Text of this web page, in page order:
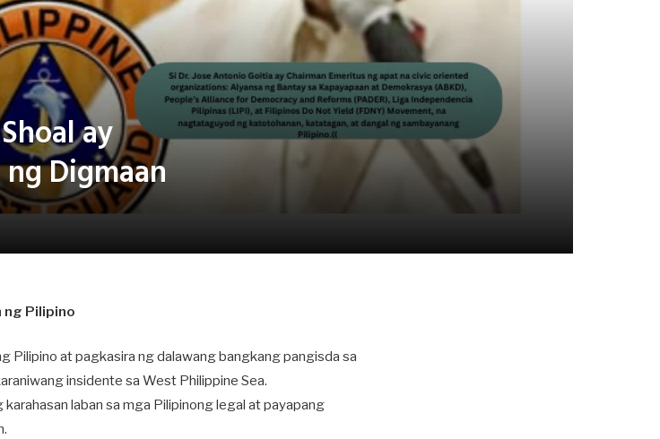
ay
Digmaan
ng Pilipino
at pagkasira ng dalawang bangkang pangisda sa
insidente sa West Philippine Sea.
laban sa mga Pilipinong legal at payapang